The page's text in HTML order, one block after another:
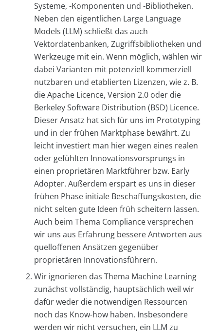
Systeme, -Komponenten und -Bibliotheken.
Neben den eigentlichen Large Language
Models (LLM) schließt das auch
Vektordatenbanken, Zugriffsbibliotheken und
Werkzeuge mit ein. Wenn möglich, wählen wir
dabei Varianten mit potenziell kommerziell
nutzbaren und etablierten Lizenzen, wie z. B.
die Apache Licence, Version 2.0 oder die
Berkeley Software Distribution (BSD) Licence.
Dieser Ansatz hat sich für uns im Prototyping
und in der frühen Marktphase bewährt. Zu
leicht investiert man hier wegen eines realen
oder gefühlten Innovationsvorsprungs in
einen proprietären Marktführer bzw. Early
Adopter. Außerdem erspart es uns in dieser
frühen Phase initiale Beschaffungskosten, die
nicht selten gute Ideen früh scheitern lassen.
Auch beim Thema Compliance versprechen
wir uns aus Erfahrung bessere Antworten aus
quelloffenen Ansätzen gegenüber
proprietären Innovationsführern.
Wir ignorieren das Thema Machine Learning
zunächst vollständig, hauptsächlich weil wir
dafür weder die notwendigen Ressourcen
noch das Know-how haben. Insbesondere
werden wir nicht versuchen, ein LLM zu